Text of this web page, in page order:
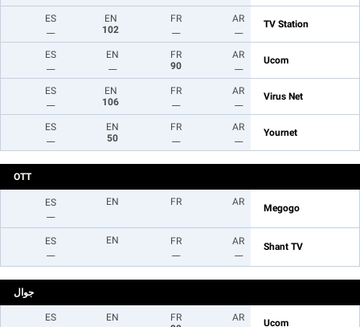
TV Station
AR
FR
EN
102
ES
Ucom
AR
FR
90
EN
ES
Virus Net
AR
FR
EN
106
ES
Yournet
AR
FR
EN
50
ES
OTT
Megogo
AR
FR
EN
ES
Shant TV
AR
FR
EN
ES
جوال
Ucom
AR
FR
EN
ES